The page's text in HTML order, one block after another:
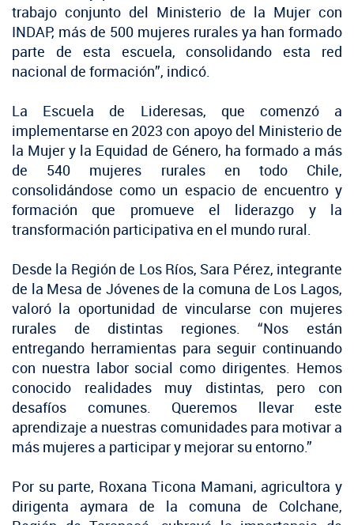
trabajo conjunto del Ministerio de la Mujer con
INDAP, más de 500 mujeres rurales ya han formado
parte de esta escuela, consolidando esta red
nacional de formación”, indicó.
La Escuela de Lideresas, que comenzó a
implementarse en 2023 con apoyo del Ministerio de
la Mujer y la Equidad de Género, ha formado a más
de 540 mujeres rurales en todo Chile,
consolidándose como un espacio de encuentro y
formación que promueve el liderazgo y la
transformación participativa en el mundo rural.
Desde la Región de Los Ríos, Sara Pérez, integrante
de la Mesa de Jóvenes de la comuna de Los Lagos,
valoró la oportunidad de vincularse con mujeres
rurales de distintas regiones. “Nos están
entregando herramientas para seguir continuando
con nuestra labor social como dirigentes. Hemos
conocido realidades muy distintas, pero con
desafíos comunes. Queremos llevar este
aprendizaje a nuestras comunidades para motivar a
más mujeres a participar y mejorar su entorno.”
Por su parte, Roxana Ticona Mamani, agricultora y
dirigenta aymara de la comuna de Colchane,